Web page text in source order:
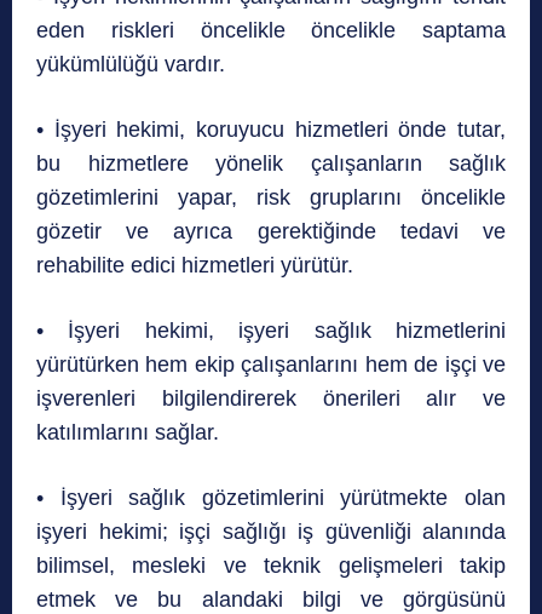
eden riskleri öncelikle öncelikle saptama
yükümlülüğü vardır.
• İşyeri hekimi, koruyucu hizmetleri önde tutar,
bu hizmetlere yönelik çalışanların sağlık
gözetimlerini yapar, risk gruplarını öncelikle
gözetir ve ayrıca gerektiğinde tedavi ve
rehabilite edici hizmetleri yürütür.
• İşyeri hekimi, işyeri sağlık hizmetlerini
yürütürken hem ekip çalışanlarını hem de işçi ve
işverenleri bilgilendirerek önerileri alır ve
katılımlarını sağlar.
• İşyeri sağlık gözetimlerini yürütmekte olan
işyeri hekimi; işçi sağlığı iş güvenliği alanında
bilimsel, mesleki ve teknik gelişmeleri takip
etmek ve bu alandaki bilgi ve görgüsünü